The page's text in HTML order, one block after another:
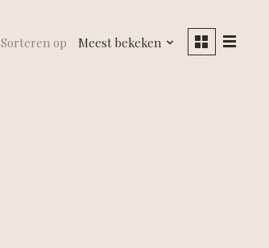
Sorteren op Meest bekeken